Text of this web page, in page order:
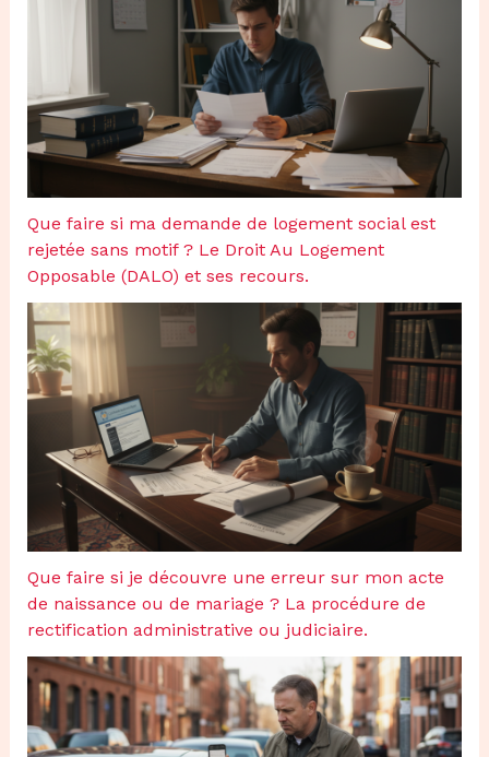
Que faire si ma demande de logement social est
rejetée sans motif ? Le Droit Au Logement
Opposable (DALO) et ses recours.
Que faire si je découvre une erreur sur mon acte
de naissance ou de mariage ? La procédure de
rectification administrative ou judiciaire.